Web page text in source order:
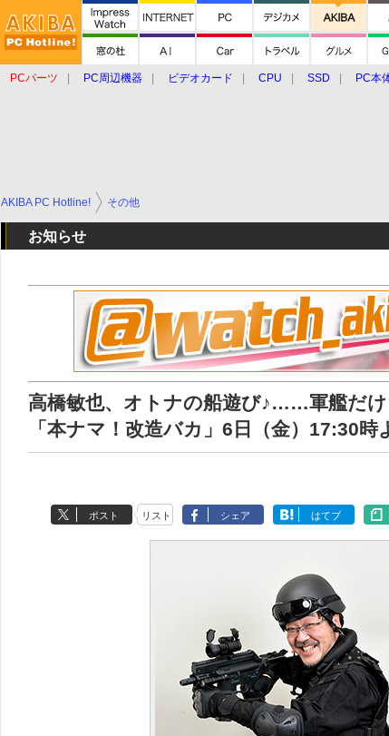
PCパーツ PC周辺機器 ビデオカード CPU SSD PC本
AKIBA PC Hotline! その他
お知らせ
高橋敏也、オトナの船遊び♪……軍艦だけ
「本ナマ！改造バカ」6日（金）17:30時
ポスト リスト シェア はてブ